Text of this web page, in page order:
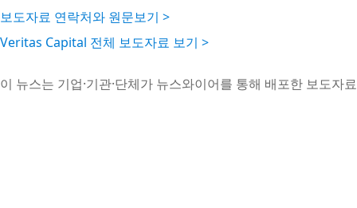
보도자료 연락처와 원문보기 >
Veritas Capital 전체 보도자료 보기 >
이 뉴스는 기업·기관·단체가 뉴스와이어를 통해 배포한 보도자